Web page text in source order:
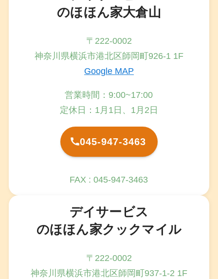
のほほん家大倉山
〒222-0002
神奈川県横浜市港北区師岡町926-1 1F
Google MAP
営業時間：9:00~17:00
定休日：1月1日、1月2日
045-947-3463
FAX : 045-947-3463
デイサービス
のほほん家クックマイル
〒222-0002
神奈川県横浜市港北区師岡町937-1-2 1F